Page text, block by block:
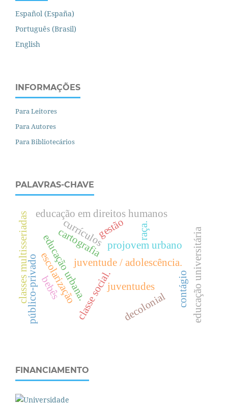
Español (España)
Português (Brasil)
English
INFORMAÇÕES
Para Leitores
Para Autores
Para Bibliotecários
PALAVRAS-CHAVE
currículos projovem urbano
juventude / adolescência.
e
d
u
c
a
ç
ã
o
u
r
b
a
n
a
.
c
l
a
s
s
e
s
o
c
i
a
l
.
raça.
gestão
juventudes
escolarização
educação em direitos humanos
público-privado decolonial
bebês contágio
cartografia educação universitária
classes multisseriadas
FINANCIAMENTO